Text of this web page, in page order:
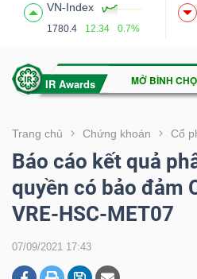
VN-Index
1780.4 12.34 0.7%
Trang chủ Chứng khoán Cổ
Báo cáo kết quả
quyền có bảo đảm
VRE-HSC-MET07
07/09/2021 17:43
Tính
(-)
VIETSTOCK
CHỨNG
KHOÁN